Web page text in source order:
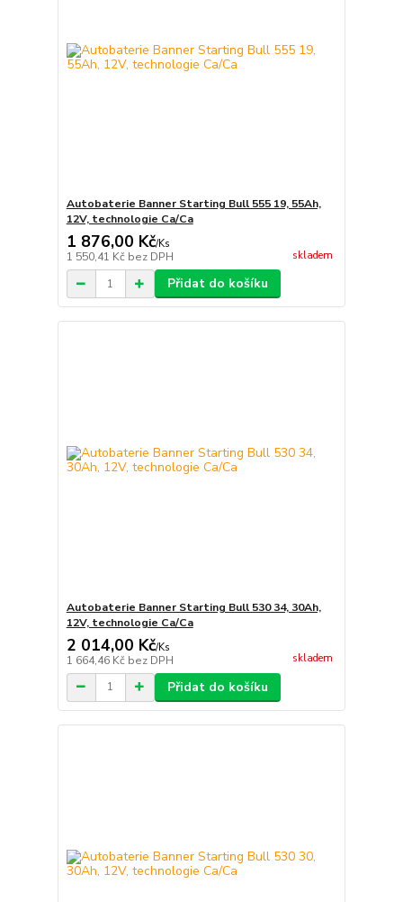
Autobaterie Banner Starting Bull 555 19, 55Ah,
12V, technologie Ca/Ca
1 876,00 Kč/Ks
1 550,41 Kč bez DPH skladem
Přidat do košíku
Autobaterie Banner Starting Bull 530 34, 30Ah,
12V, technologie Ca/Ca
2 014,00 Kč/Ks
1 664,46 Kč bez DPH skladem
Přidat do košíku